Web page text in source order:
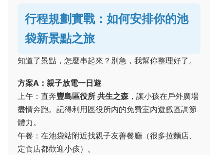
行程規劃實戰：如何安排你的池
袋新景點之旅
知道了景點，怎麼串起來？別急，我幫你整理好了。
方案A：親子放電一日遊
上午：直奔豐島區役所 共生之森 ，讓小孩在戶外廣場
盡情奔跑。記得利用區役所內的免費室內遊戲區調節
體力。
午餐：在池袋站附近找親子友善餐廳（很多拉麵店、
定食店都歡迎小孩）。